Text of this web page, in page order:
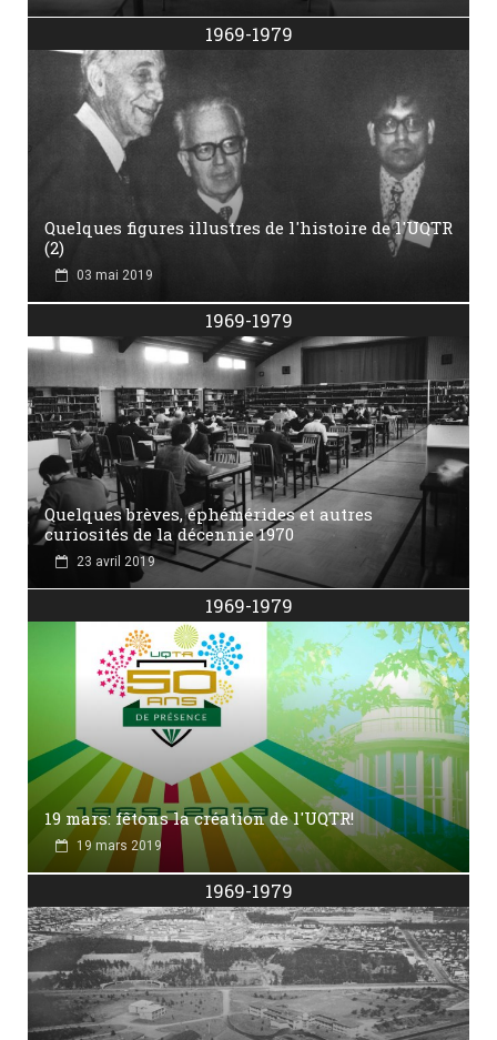
1969-1979
Quelques figures illustres de l'histoire de l'UQTR
(2)
03 mai 2019
1969-1979
Quelques brèves, éphémérides et autres
curiosités de la décennie 1970
23 avril 2019
1969-1979
19 mars: fêtons la création de l'UQTR!
19 mars 2019
1969-1979